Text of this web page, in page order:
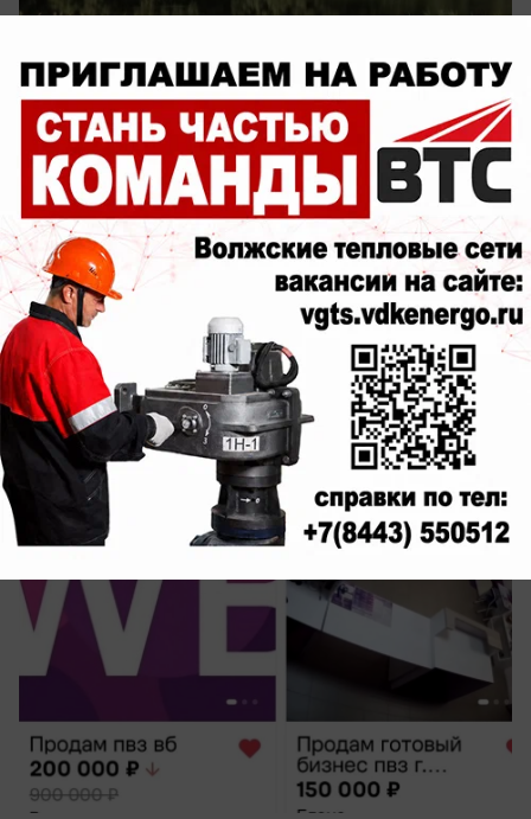
сегодня в 14:25 0
Общество
В Волжском начали массово продавать
пункты выдачи Wildberries
Один подешевел в 4,5 раза